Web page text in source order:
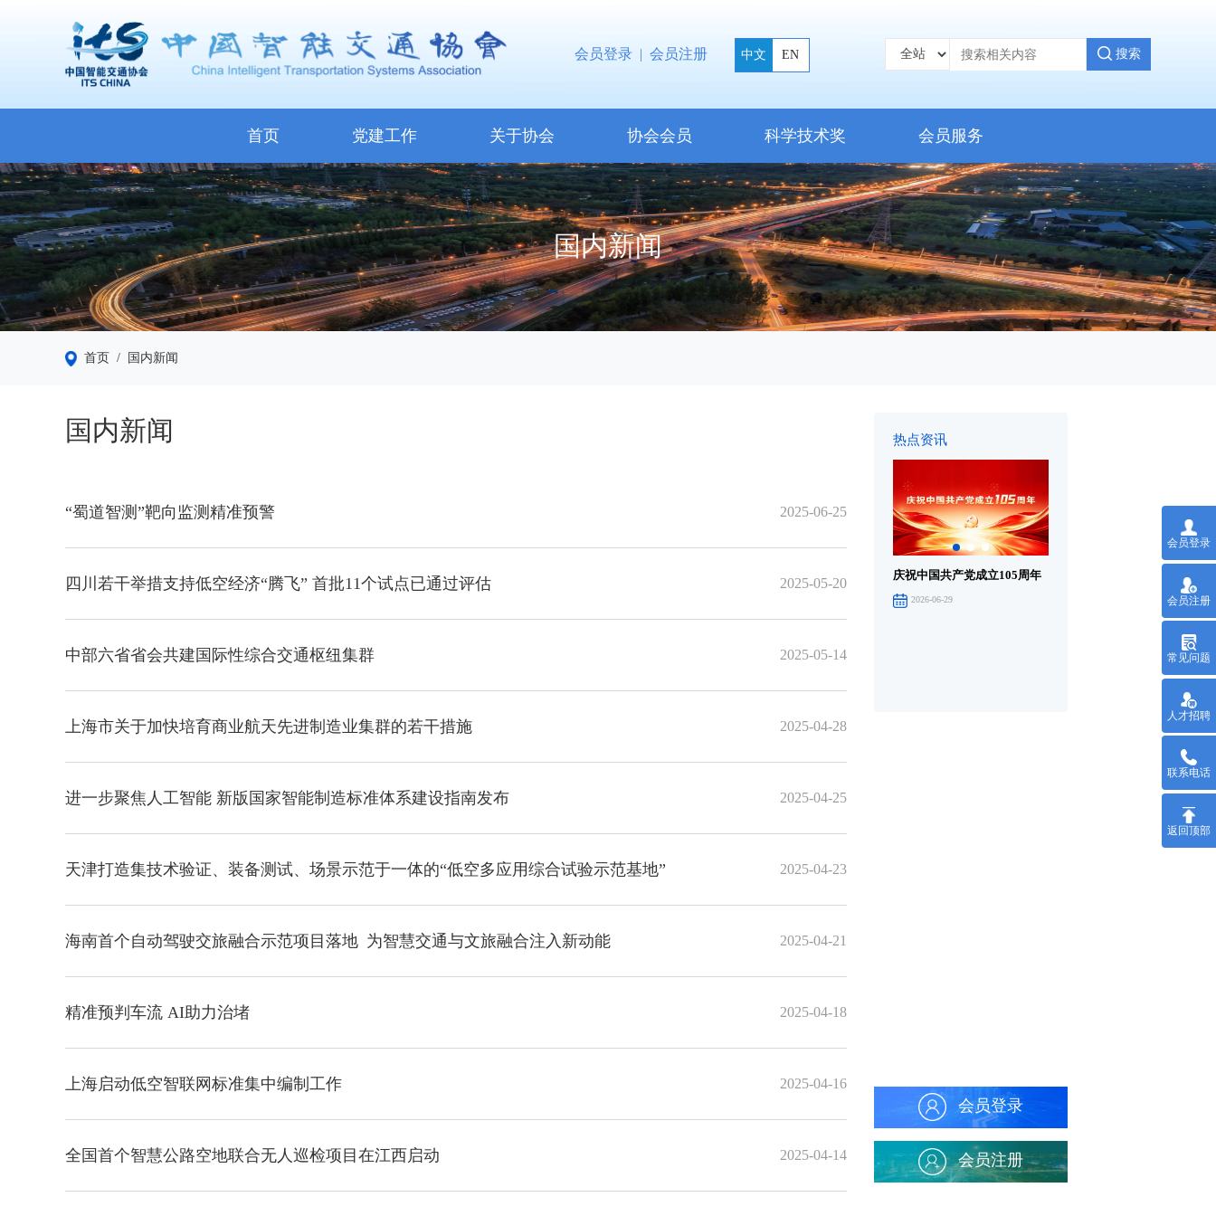
会员登录 | 会员注册 中文 EN 搜索
首页 党建工作 关于协会 协会会员 科学技术奖 会员服务
国内新闻
首页 / 国内新闻
国内新闻
“蜀道智测”靶向监测精准预警 2025-06-25
四川若干举措支持低空经济“腾飞” 首批11个试点已通过评估 2025-05-20
中部六省省会共建国际性综合交通枢纽集群 2025-05-14
上海市关于加快培育商业航天先进制造业集群的若干措施 2025-04-28
进一步聚焦人工智能 新版国家智能制造标准体系建设指南发布 2025-04-25
天津打造集技术验证、装备测试、场景示范于一体的“低空多应用综合试验示范基地” 2025-04-23
海南首个自动驾驶交旅融合示范项目落地 为智慧交通与文旅融合注入新动能 2025-04-21
精准预判车流 AI助力治堵 2025-04-18
上海启动低空智联网标准集中编制工作 2025-04-16
全国首个智慧公路空地联合无人巡检项目在江西启动 2025-04-14
热点资讯
庆祝中国共产党成立105周年
2026-06-29
庆祝中国共产党成立105周年
会员登录
会员注册
会员登录
会员注册
常见问题
人才招聘
联系电话
返回顶部